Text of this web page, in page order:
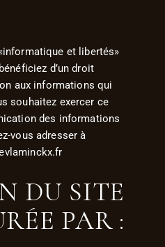
et libertés»
d’un droit
aux informations qui
souhaitez exercer ce
des informations
vous adresser à
DU SITE
PAR :